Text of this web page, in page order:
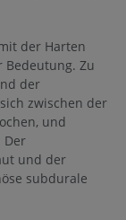
der Harten
Bedeutung. Zu
der
zwischen der
und
Der
und der
subdurale